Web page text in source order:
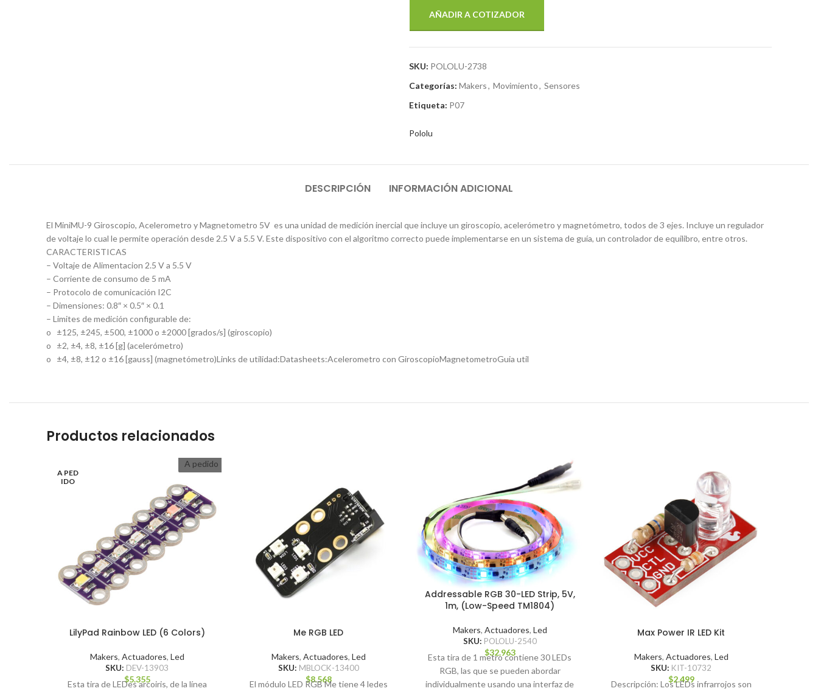
AÑADIR A COTIZADOR
SKU: POLOLU-2738
Categorías: Makers, Movimiento, Sensores
Etiqueta: P07
Pololu
DESCRIPCIÓN INFORMACIÓN ADICIONAL
El MiniMU-9 Giroscopio, Acelerometro y Magnetometro 5V es una unidad de medición inercial que incluye un giroscopio, acelerómetro y magnetómetro, todos de 3 ejes. Incluye un regulador
de voltaje lo cual le permite operación desde 2.5 V a 5.5 V. Este dispositivo con el algoritmo correcto puede implementarse en un sistema de guía, un controlador de equilibro, entre otros.
CARACTERISTICAS
– Voltaje de Alimentacion 2.5 V a 5.5 V
– Corriente de consumo de 5 mA
– Protocolo de comunicación I2C
– Dimensiones: 0.8″ × 0.5″ × 0.1
– Limites de medición configurable de:
o ±125, ±245, ±500, ±1000 o ±2000 [grados/s] (giroscopio)
o ±2, ±4, ±8, ±16 [g] (acelerómetro)
o ±4, ±8, ±12 o ±16 [gauss] (magnetómetro)Links de utilidad:Datasheets:Acelerometro con GiroscopioMagnetometroGuia util
Productos relacionados
A PED
IDO
A pedido
LilyPad Rainbow LED (6 Colors)
Makers, Actuadores, Led
SKU: DEV-13903
$5.355
Esta tira de LEDes arcoiris, de la línea
Me RGB LED
Makers, Actuadores, Led
SKU: MBLOCK-13400
$8.568
El módulo LED RGB Me tiene 4 ledes
Addressable RGB 30-LED Strip, 5V,
1m, (Low-Speed TM1804)
Makers, Actuadores, Led
SKU: POLOLU-2540
$32.963
Esta tira de 1 metro contiene 30 LEDs
RGB, las que se pueden abordar
individualmente usando una interfaz de
Max Power IR LED Kit
Makers, Actuadores, Led
SKU: KIT-10732
$2.499
Descripción: Los LEDs infrarrojos son